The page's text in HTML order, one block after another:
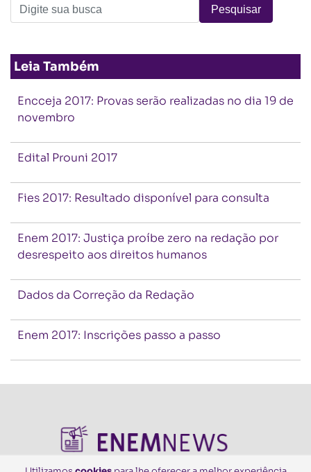
Leia Também
Encceja 2017: Provas serão realizadas no dia 19 de
novembro
Edital Prouni 2017
Fies 2017: Resultado disponível para consulta
Enem 2017: Justiça proíbe zero na redação por
desrespeito aos direitos humanos
Dados da Correção da Redação
Enem 2017: Inscrições passo a passo